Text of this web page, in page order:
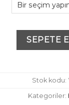
SEPETE
Stok kodu:
Kategoriler: